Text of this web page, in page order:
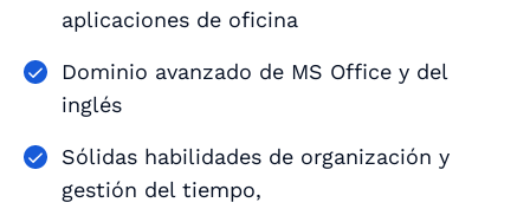
aplicaciones de oficina
Dominio avanzado de MS Office y del
inglés
Sólidas habilidades de organización y
gestión del tiempo,